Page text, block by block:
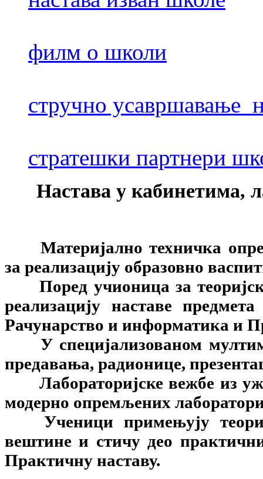
филм о школи
стручно усавршавање
стратешки партнери
Настава у кабинетима,
​Материјално техничка
за реализацију образовно
Поред учионица за
реализацију наставе
Рачунарство и информатика и
У специјализованом
предавања, радионице,
Лабораторијске вежбе из
модерно опремљених
Ученици примењују
вештине и стичу део
Практичну наставу.